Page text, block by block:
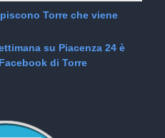
Torre che viene
su Piacenza 24 è
di Torre